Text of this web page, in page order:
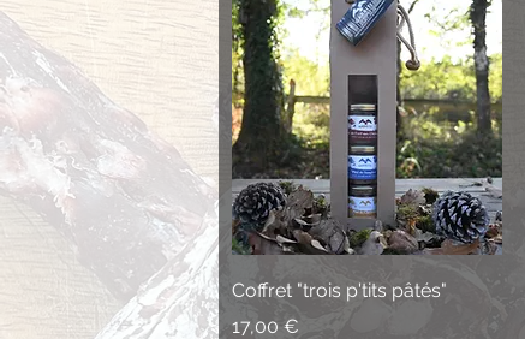
Aperçu rapide
Coffret "trois p'tits pâtés"
Prix
17,00 €